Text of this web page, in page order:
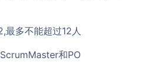
多不能超过12人
和PO